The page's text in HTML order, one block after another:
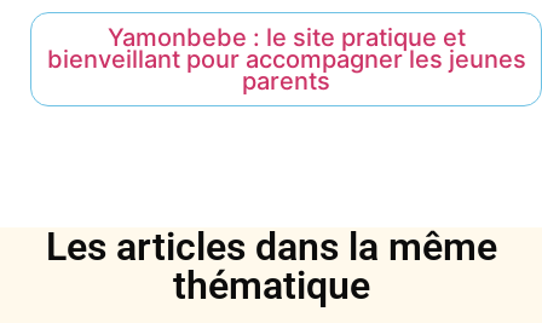
Yamonbebe : le site pratique et
bienveillant pour accompagner les jeunes
parents
Les articles dans la même
thématique